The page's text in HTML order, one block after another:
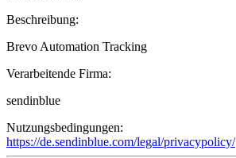
Beschreibung:
Brevo Automation Tracking
Verarbeitende Firma:
sendinblue
Nutzungsbedingungen:
https://de.sendinblue.com/legal/privacypolicy/